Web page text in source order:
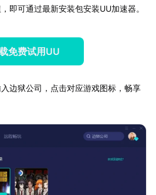
即可通过最新安装包安装UU加速器。
免费试用UU
边狱公司，点击对应游戏图标，畅享